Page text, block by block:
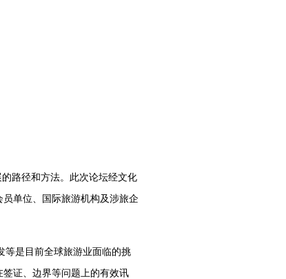
路径和方法。此次论坛经文化
单位、国际旅游机构及涉旅企
等是目前全球旅游业面临的挑
证、边界等问题上的有效讯